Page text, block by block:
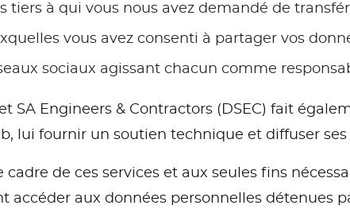
tiers à qui vous nous avez demandé de
vous avez consenti à partager vos
sociaux agissant chacun comme
SA Engineers & Contractors (DSEC) fait
lui fournir un soutien technique et diffuser ses
cadre de ces services et aux seules fins
accéder aux données personnelles détenues